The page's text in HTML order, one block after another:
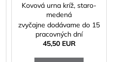
Kovová urna kríž, staro-
medená
zvyčajne dodávame do 15
pracovných dní
45,50 EUR